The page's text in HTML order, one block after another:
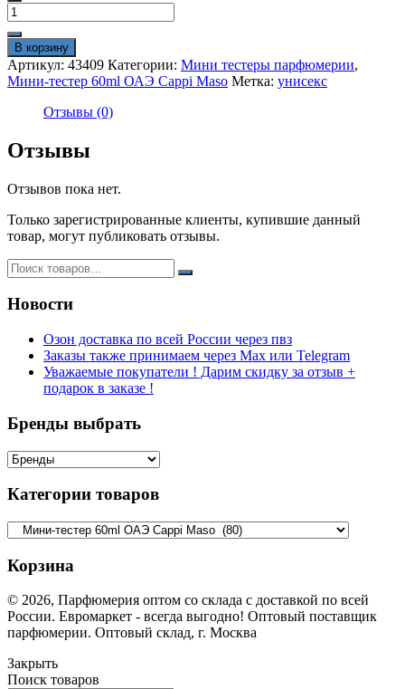
Количество
товара
Мини
тестер
Cappi
Maso
03"
ОАЭ
В корзину
Артикул: 43409 Категории: Мини тестеры парфюмерии,
Мини-тестер 60ml ОАЭ Cappi Maso Метка: унисекс
Отзывы (0)
Отзывы
Отзывов пока нет.
Только зарегистрированные клиенты, купившие данный
товар, могут публиковать отзывы.
Новости
Озон доставка по всей России через пвз
Заказы также принимаем через Max или Telegram
Уважаемые покупатели ! Дарим скидку за отзыв +
подарок в заказе !
Бренды выбрать
Категории товаров
Корзина
© 2026, Парфюмерия оптом со склада с доставкой по всей
России. Евромаркет - всегда выгодно! Оптовый поставщик
парфюмерии. Оптовый склад, г. Москва
Закрыть
Поиск товаров